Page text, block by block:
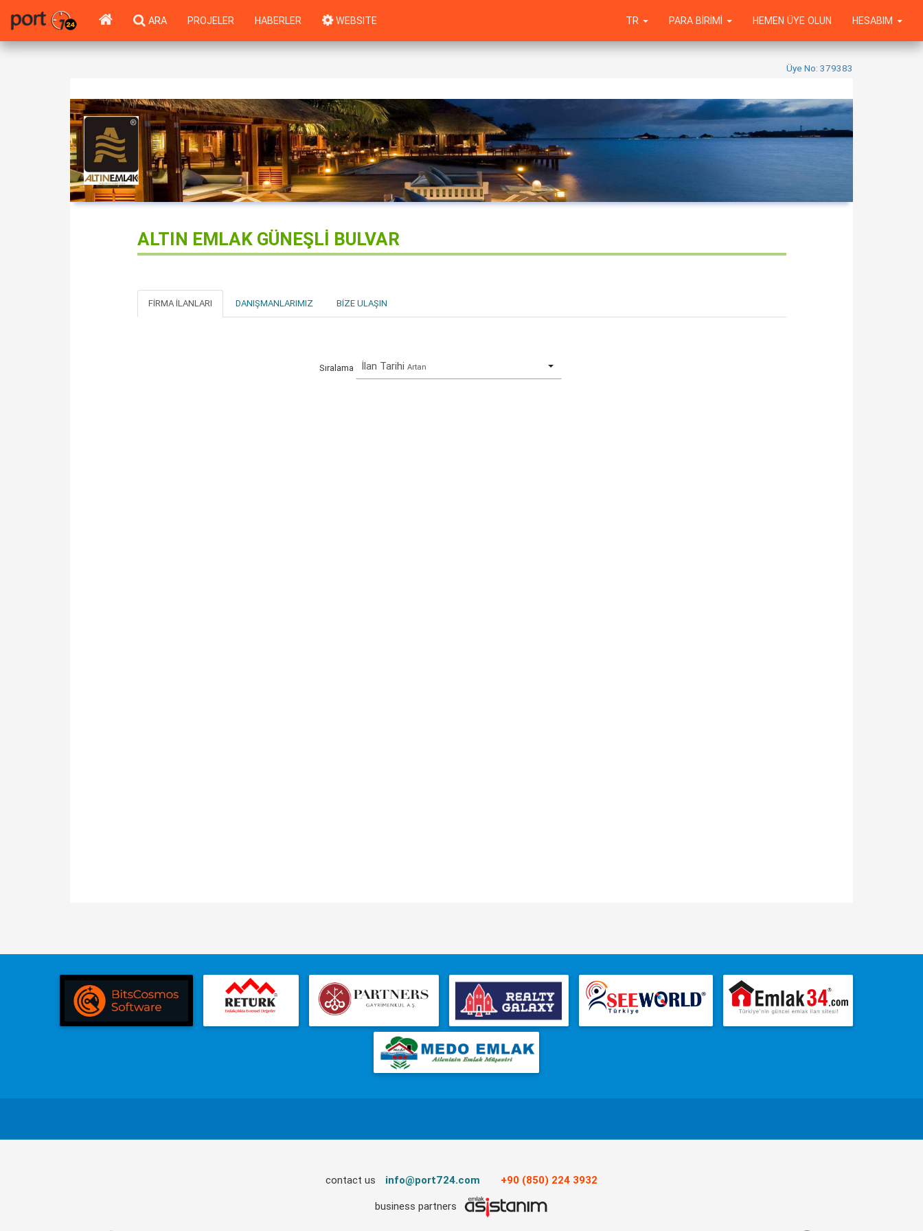
ARA PROJELER HABERLER WEBSITE HESABIM
HEMEN ÜYE OLUN
PARA BIRIMI
TR
Üye No: 379383
ALTIN EMLAK GÜNEŞLİ BULVAR
FIRMA İLANLARI DANIŞMANLARIMIZ BIZE ULAŞIN
Sıralama İlan Tarihi Artan
contact us info@port724.com
+90 (850) 224 3932
business partners